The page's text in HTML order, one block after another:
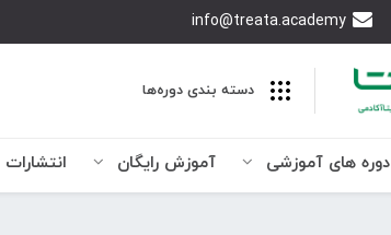
info@treata.academy
دسته بندی‌ دوره‌ها
دوره های آموزشی آموزش رایگان انتشارات